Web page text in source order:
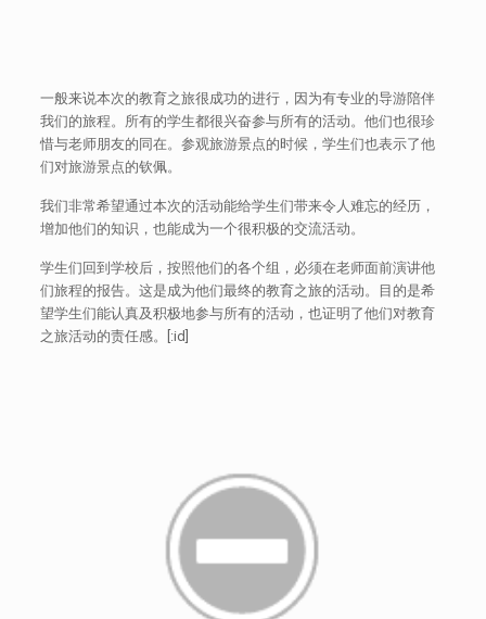
一般来说本次的教育之旅很成功的进行，因为有专业的导游陪伴
我们的旅程。所有的学生都很兴奋参与所有的活动。他们也很珍
惜与老师朋友的同在。参观旅游景点的时候，学生们也表示了他
们对旅游景点的钦佩。
我们非常希望通过本次的活动能给学生们带来令人难忘的经历，
增加他们的知识，也能成为一个很积极的交流活动。
学生们回到学校后，按照他们的各个组，必须在老师面前演讲他
们旅程的报告。这是成为他们最终的教育之旅的活动。目的是希
望学生们能认真及积极地参与所有的活动，也证明了他们对教育
之旅活动的责任感。[:id]